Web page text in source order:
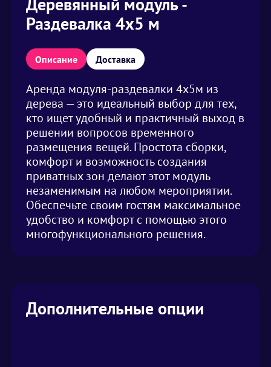
Раздевалка 4х5 м
Описание Доставка
Аренда модуля-раздевалки 4х5м из
дерева — это идеальный выбор для тех,
кто ищет удобный и практичный выход в
решении вопросов временного
размещения вещей. Простота сборки,
комфорт и возможность создания
приватных зон делают этот модуль
незаменимым на любом мероприятии.
Обеспечьте своим гостям максимальное
удобство и комфорт с помощью этого
многофункционального решения.
Дополнительные опции